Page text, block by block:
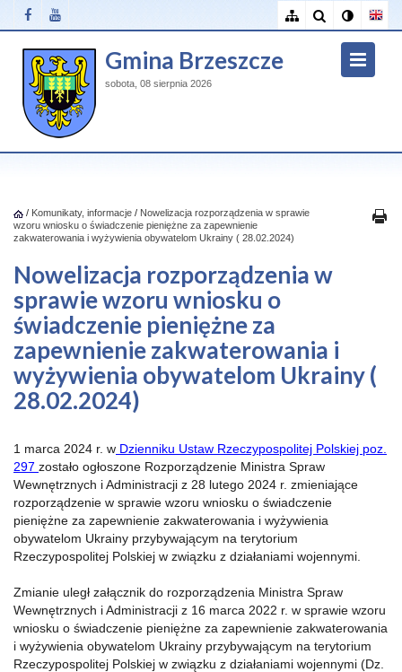
Gmina Brzeszcze
sobota, 08 sierpnia 2026
/ Komunikaty, informacje / Nowelizacja rozporządzenia w sprawie
wzoru wniosku o świadczenie pieniężne za zapewnienie
zakwaterowania i wyżywienia obywatelom Ukrainy ( 28.02.2024)
Nowelizacja rozporządzenia w
sprawie wzoru wniosku o
świadczenie pieniężne za
zapewnienie zakwaterowania i
wyżywienia obywatelom Ukrainy (
28.02.2024)
1 marca 2024 r. w Dzienniku Ustaw Rzeczypospolitej Polskiej poz.
297 zostało ogłoszone Rozporządzenie Ministra Spraw
Wewnętrznych i Administracji z 28 lutego 2024 r. zmieniające
rozporządzenie w sprawie wzoru wniosku o świadczenie
pieniężne za zapewnienie zakwaterowania i wyżywienia
obywatelom Ukrainy przybywającym na terytorium
Rzeczypospolitej Polskiej w związku z działaniami wojennymi.
Zmianie uległ załącznik do rozporządzenia Ministra Spraw
Wewnętrznych i Administracji z 16 marca 2022 r. w sprawie wzoru
wniosku o świadczenie pieniężne za zapewnienie zakwaterowania
i wyżywienia obywatelom Ukrainy przybywającym na terytorium
Rzeczypospolitej Polskiej w związku z działaniami wojennymi (Dz.